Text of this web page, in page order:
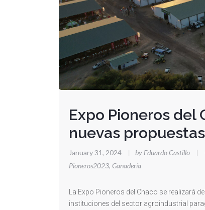
Expo Pioneros del
nuevas propuestas
January 31, 2024 | by Eduardo Castillo |
Pioneros2023, Ganadería
La Expo Pioneros del Chaco se realizará del
instituciones del sector agroindustrial